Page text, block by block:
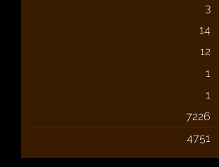
3
14
12
1
1
7226
4751